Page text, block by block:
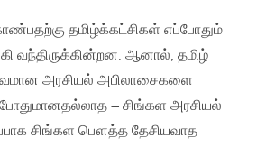
தமிழ்க்கட்சிகள் எப்போதும்
வந்திருக்கின்றன. ஆனால், தமிழ்
அரசியல் அபிலாசைகளை
போதுமானதல்லாத – சிங்கள அரசியல்
சிங்கள பௌத்த தேசியவாத